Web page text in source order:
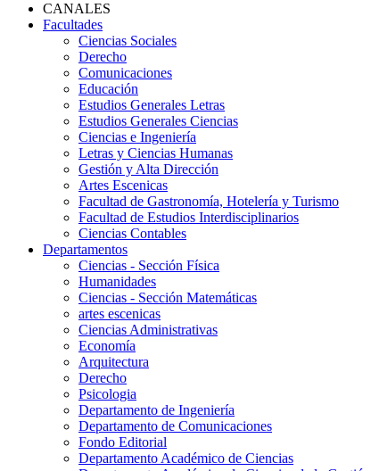
CANALES
Facultades
Ciencias Sociales
Derecho
Comunicaciones
Educación
Estudios Generales Letras
Estudios Generales Ciencias
Ciencias e Ingeniería
Letras y Ciencias Humanas
Gestión y Alta Dirección
Artes Escenicas
Facultad de Gastronomía, Hotelería y Turismo
Facultad de Estudios Interdisciplinarios
Ciencias Contables
Departamentos
Ciencias - Sección Física
Humanidades
Ciencias - Sección Matemáticas
artes escenicas
Ciencias Administrativas
Economía
Arquitectura
Derecho
Psicologia
Departamento de Ingeniería
Departamento de Comunicaciones
Fondo Editorial
Departamento Académico de Ciencias